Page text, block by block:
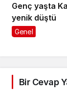
Genç yaşta
yenik düştü
Genel
Bir Cevap